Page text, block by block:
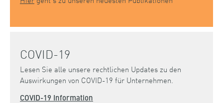
COVID-19
Lesen Sie alle unsere rechtlichen Updates zu den
Auswirkungen von COVID-19 für Unternehmen.
COVID-19 Information